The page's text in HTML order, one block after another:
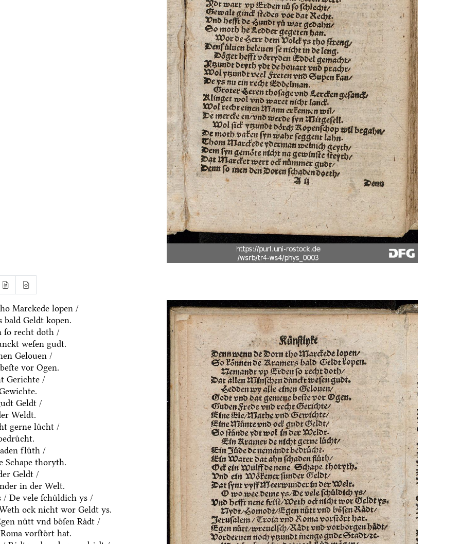
Marckede lopen /
bald Geldt kopen.
ſo recht doth /
weſen gudt.
Gelouen /
vor Ogen.
Gerichte /
Geldt /
Weldt.
gerne luͤcht /
fluͤth /
Schape thoryth.
Geldt /
in der Welt.
/ De vele ſchuͤldich ys /
ock nicht wor Geldt ys.
nuͤtt vnd boͤſen Raͤdt /
vorſtoͤrt hat.